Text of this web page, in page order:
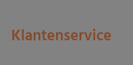
Klantenservice